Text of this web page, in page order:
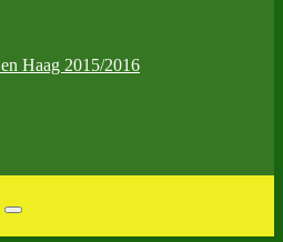
Haag 2015/2016